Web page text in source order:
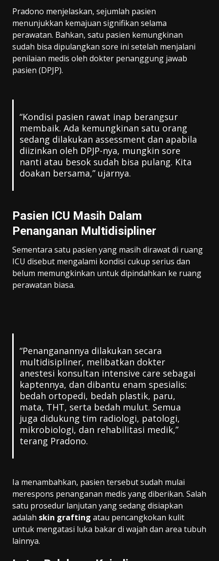
Pradono menjelaskan, sejumlah pasien
menunjukkan kemajuan signifikan selama
perawatan. Bahkan, satu pasien kemungkinan
sudah bisa dipulangkan sore ini setelah menjalani
penilaian medis oleh dokter penanggung jawab
pasien (DPJP).
“Kondisi pasien rawat inap berangsur
membaik. Ada kemungkinan satu orang
sedang dilakukan assessment dan apabila
diizinkan oleh DPJP-nya, mungkin sore
nanti atau besok sudah bisa pulang. Kita
doakan bersama,” ujarnya.
Pasien ICU Masih Dalam
Penanganan Multidisipliner
Sementara satu pasien yang masih dirawat di ruang
ICU disebut mengalami kondisi cukup serius dan
belum memungkinkan untuk dipindahkan ke ruang
perawatan biasa.
“Penanganannya dilakukan secara
multidisipliner, melibatkan dokter
anestesi konsultan intensive care sebagai
kaptennya, dan dibantu enam spesialis:
bedah ortopedi, bedah plastik, paru,
mata, THT, serta bedah mulut. Semua
juga didukung tim radiologi, patologi,
mikrobiologi, dan rehabilitasi medik,”
terang Pradono.
Ia menambahkan, pasien tersebut sudah mulai
merespons penanganan medis yang diberikan. Salah
satu prosedur lanjutan yang sedang disiapkan
adalah skin grafting atau pencangkokan kulit
untuk mengatasi luka bakar di wajah dan area tubuh
lainnya.